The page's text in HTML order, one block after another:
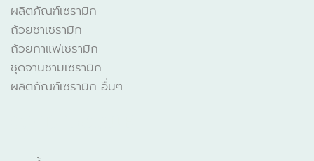
ผลิตภัณฑ์เซรามิก
ถ้วยชาเซรามิก
ถ้วยกาแฟเซรามิก
ชุดจานชามเซรามิก
ผลิตภัณฑ์เซรามิก อื่นๆ